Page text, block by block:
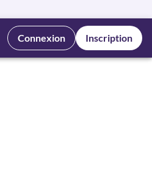
Connexion Inscription